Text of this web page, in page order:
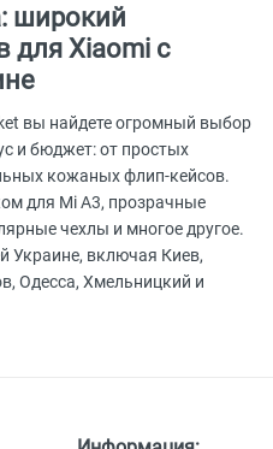
широкий
для Xiaomi с
вы найдете огромный выбор
и бюджет: от простых
кожаных флип-кейсов.
для Mi A3, прозрачные
чехлы и многое другое.
Украине, включая Киев,
Одесса, Хмельницкий и